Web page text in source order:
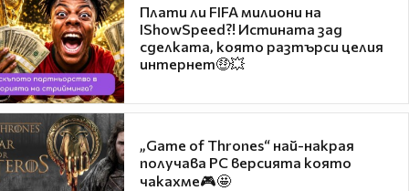
Плати ли FIFA милиони на
IShowSpeed?! Истината зад
сделката, която разтърси целия
интернет🤑💥
„Game of Thrones“ най-накрая
получава PC версията която
чакахме🎮🤩